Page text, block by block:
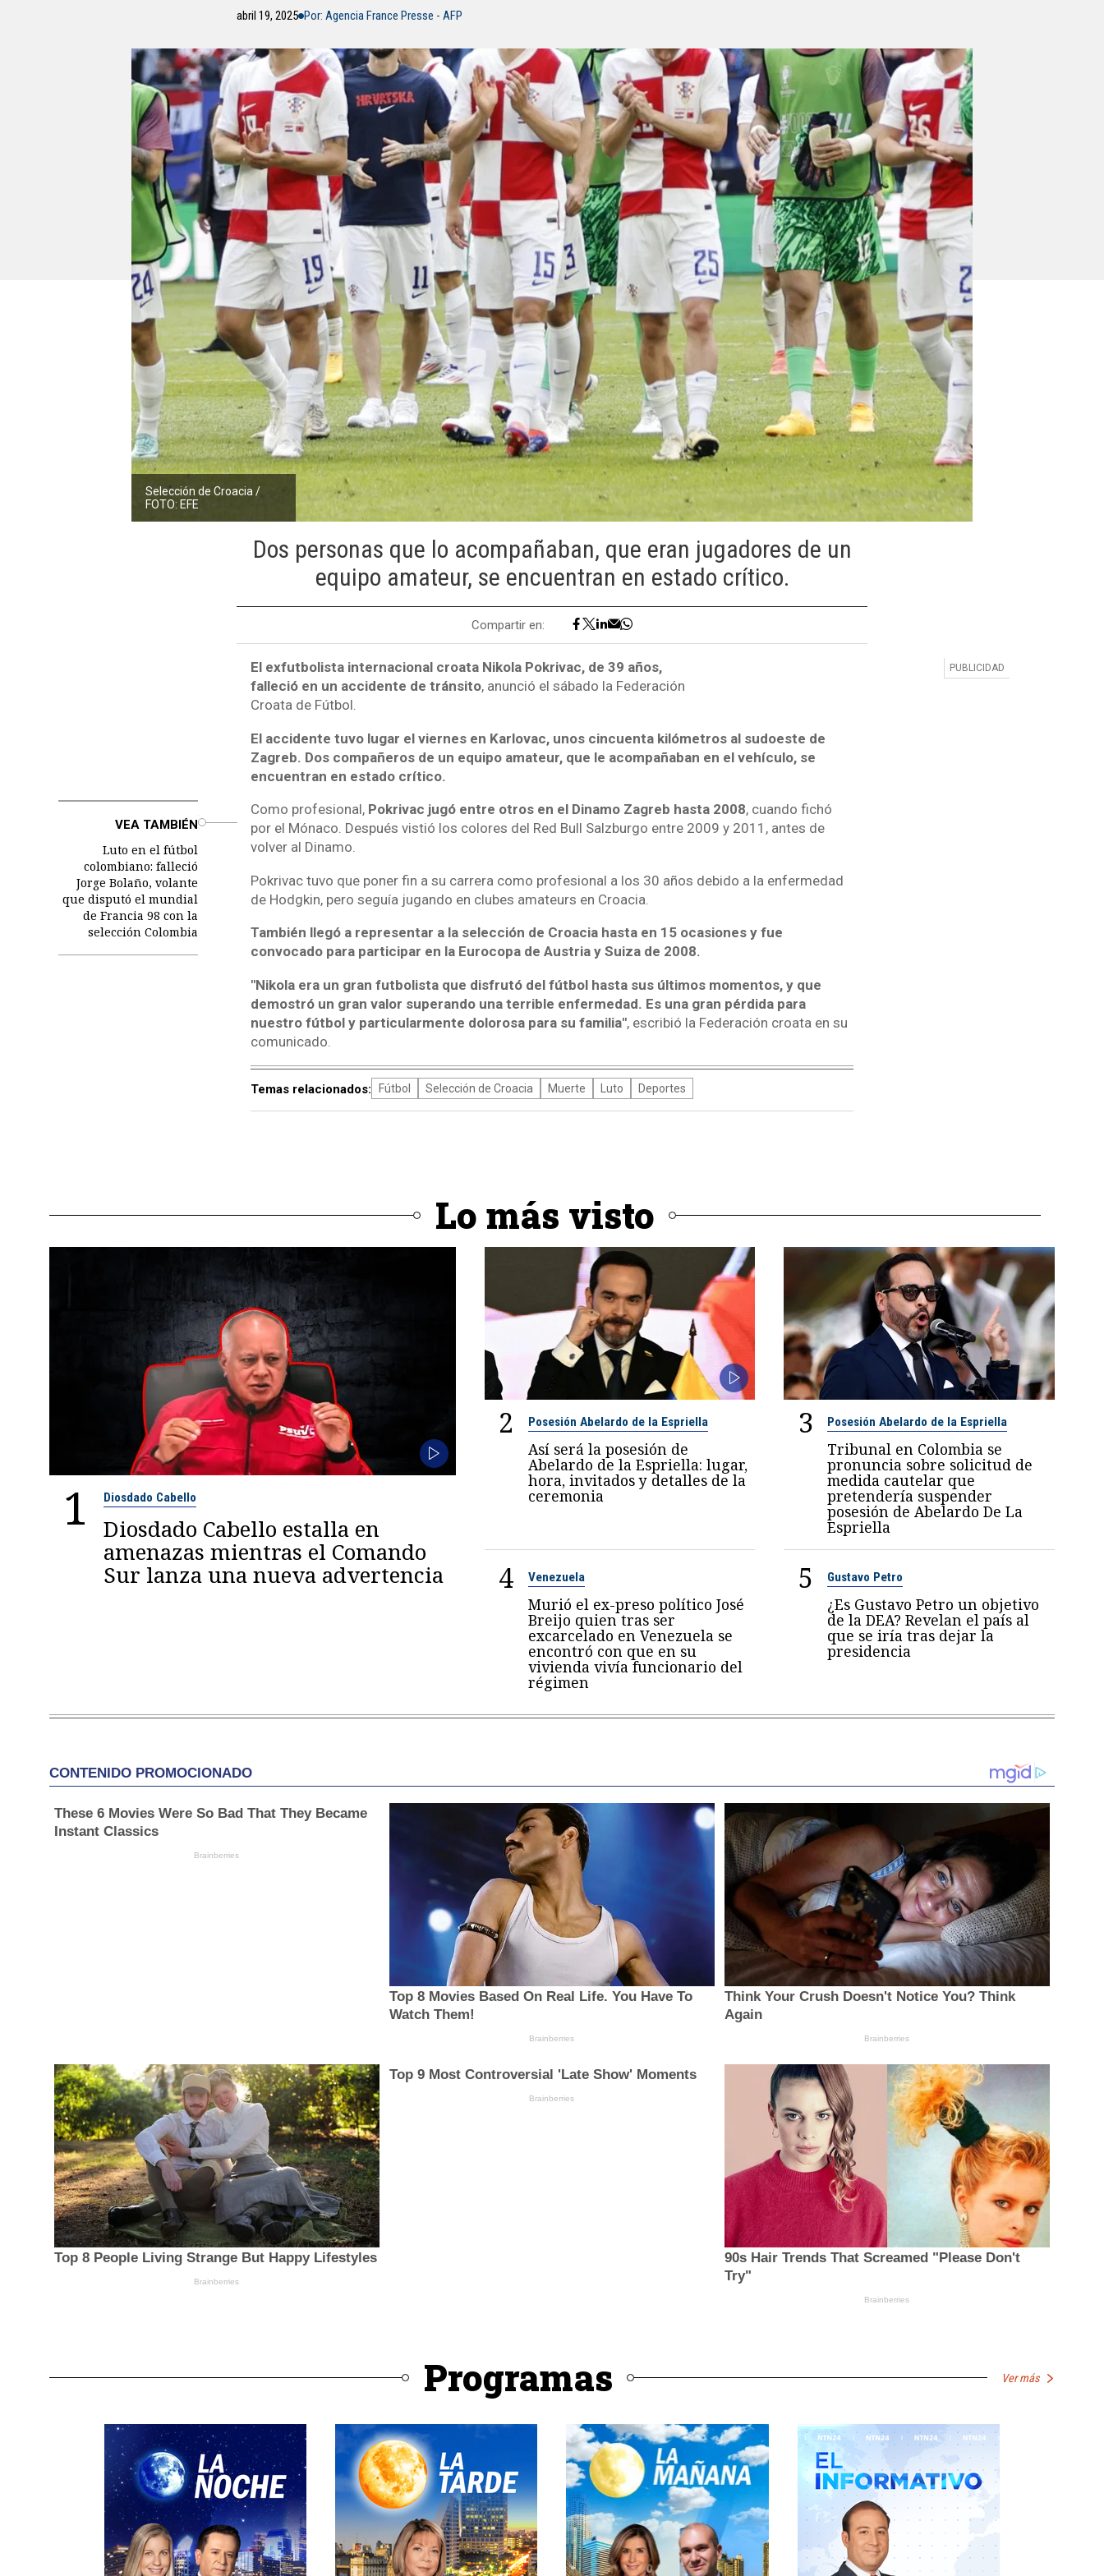
abril 19, 2025 Por: Agencia France Presse - AFP
Selección de Croacia /
FOTO: EFE
Dos personas que lo acompañaban, que eran jugadores de un
equipo amateur, se encuentran en estado crítico.
Compartir en:
El exfutbolista internacional croata Nikola Pokrivac, de 39 años,
falleció en un accidente de tránsito, anunció el sábado la Federación
Croata de Fútbol.
El accidente tuvo lugar el viernes en Karlovac, unos cincuenta kilómetros al sudoeste de
Zagreb. Dos compañeros de un equipo amateur, que le acompañaban en el vehículo, se
encuentran en estado crítico.
VEA TAMBIÉN
Luto en el fútbol
colombiano: falleció
Jorge Bolaño, volante
que disputó el mundial
de Francia 98 con la
selección Colombia
Como profesional, Pokrivac jugó entre otros en el Dinamo Zagreb hasta 2008, cuando fichó
por el Mónaco. Después vistió los colores del Red Bull Salzburgo entre 2009 y 2011, antes de
volver al Dinamo.
Pokrivac tuvo que poner fin a su carrera como profesional a los 30 años debido a la enfermedad
de Hodgkin, pero seguía jugando en clubes amateurs en Croacia.
También llegó a representar a la selección de Croacia hasta en 15 ocasiones y fue
convocado para participar en la Eurocopa de Austria y Suiza de 2008.
"Nikola era un gran futbolista que disfrutó del fútbol hasta sus últimos momentos, y que
demostró un gran valor superando una terrible enfermedad. Es una gran pérdida para
nuestro fútbol y particularmente dolorosa para su familia", escribió la Federación croata en su
comunicado.
Temas relacionados: Fútbol Selección de Croacia Muerte Luto Deportes
Lo más visto
1 Diosdado Cabello
Diosdado Cabello estalla en
amenazas mientras el Comando
Sur lanza una nueva advertencia
2 Posesión Abelardo de la Espriella
Así será la posesión de
Abelardo de la Espriella: lugar,
hora, invitados y detalles de la
ceremonia
3 Posesión Abelardo de la Espriella
Tribunal en Colombia se
pronuncia sobre solicitud de
medida cautelar que
pretendería suspender
posesión de Abelardo De La
Espriella
4 Venezuela
Murió el ex-preso político José
Breijo quien tras ser
excarcelado en Venezuela se
encontró con que en su
vivienda vivía funcionario del
régimen
5 Gustavo Petro
¿Es Gustavo Petro un objetivo
de la DEA? Revelan el país al
que se iría tras dejar la
presidencia
Programas Ver más